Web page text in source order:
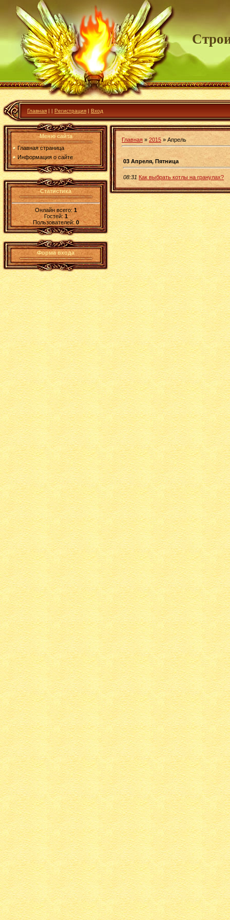
Главная | | Регистрация | Вход
Меню сайта
Главная страница
Информация о сайте
Статистика
Онлайн всего:1
Гостей:1
Пользователей: 0
Форма входа
Главная » 2015 » Апрель
03 Апреля, Пятница
08:31 Как выбрать котлы на гранулах?